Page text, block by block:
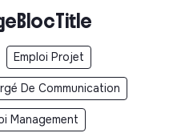
Emploi Projet
De Communication
Management